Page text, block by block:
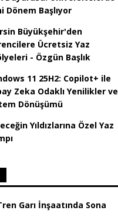
Dönem Başlıyor
Büyükşehir'den
Ücretsiz Yaz
- Özgün Başlık
11 25H2: Copilot+ ile
Zeka Odaklı Yenilikler ve
Dönüşümü
Yıldızlarına Özel Yaz
Garı İnşaatında Sona